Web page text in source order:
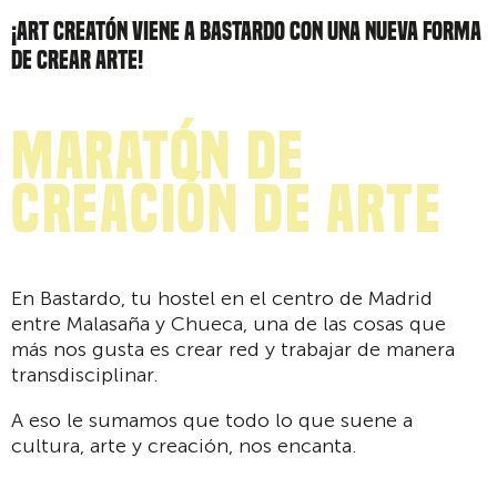
¡ART CREATÓN VIENE A BASTARDO CON UNA NUEVA FORMA
DE CREAR ARTE!
Maratón de
creación de arte
En Bastardo, tu hostel en el centro de Madrid
entre Malasaña y Chueca, una de las cosas que
más nos gusta es crear red y trabajar de manera
transdisciplinar.
A eso le sumamos que todo lo que suene a
cultura, arte y creación, nos encanta.